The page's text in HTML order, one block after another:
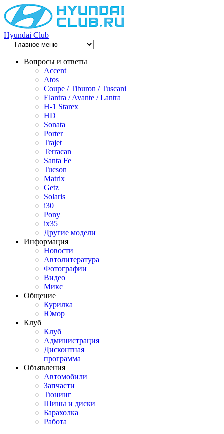
Hyundai Club
Вопросы и ответы
Accent
Atos
Coupe / Tiburon / Tuscani
Elantra / Avante / Lantra
H-1 Starex
HD
Sonata
Porter
Trajet
Terracan
Santa Fe
Tucson
Matrix
Getz
Solaris
i30
Pony
ix35
Другие модели
Информация
Новости
Автолитература
Фотографии
Видео
Микс
Общение
Курилка
Юмор
Клуб
Клуб
Администрация
Дисконтная
программа
Объявления
Автомобили
Запчасти
Тюнинг
Шины и диски
Барахолка
Работа